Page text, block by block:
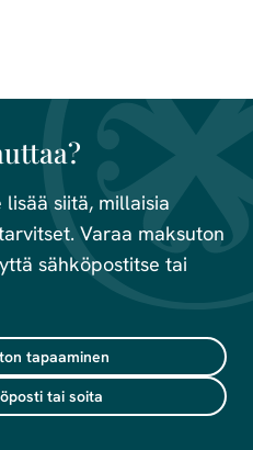
siitä, millaisia
Varaa maksuton
sähköpostitse tai
tapaaminen
tai soita